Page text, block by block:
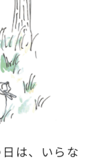
は、いらな